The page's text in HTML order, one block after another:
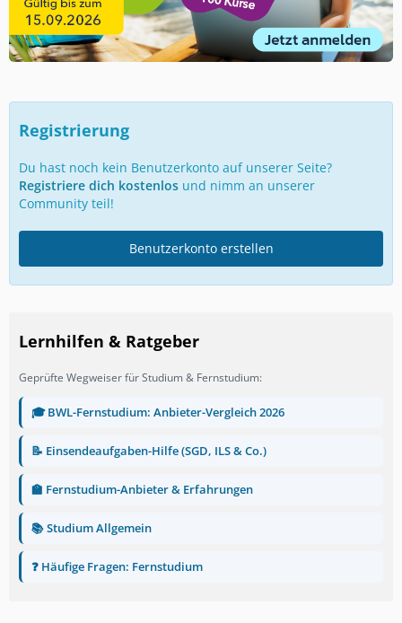
Registrierung
Du hast noch kein Benutzerkonto auf unserer Seite?
Registriere dich kostenlos und nimm an unserer
Community teil!
Benutzerkonto erstellen
Lernhilfen & Ratgeber
Geprüfte Wegweiser für Studium & Fernstudium:
🎓 BWL-Fernstudium: Anbieter-Vergleich 2026
📝 Einsendeaufgaben-Hilfe (SGD, ILS & Co.)
🏫 Fernstudium-Anbieter & Erfahrungen
📚 Studium Allgemein
❓ Häufige Fragen: Fernstudium